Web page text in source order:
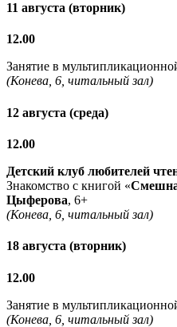
11 августа (вторник)
12.00
Занятие в
(Конева, 6, читальный зал)
12 августа (среда)
12.00
Детский клуб любителей
Знакомство с книгой «
Цыферова, 6+
(Конева, 6, читальный зал)
18 августа (вторник)
12.00
Занятие в
(Конева, 6, читальный зал)